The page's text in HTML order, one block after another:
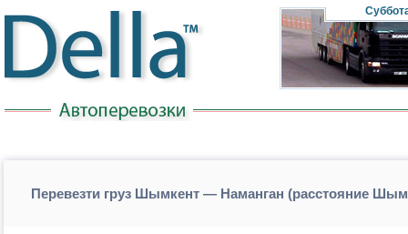
Перевезти груз Шымкент — Наманган (расстояние